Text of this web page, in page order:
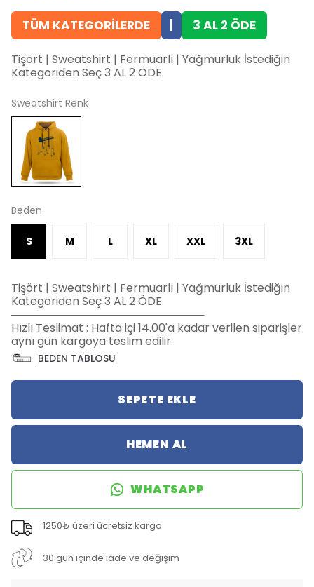
TÜM KATEGORİLERDE 3 AL 2 ÖDE
Tişört | Sweatshirt | Fermuarlı | Yağmurluk İstediğin
Kategoriden Seç 3 AL 2 ÖDE
Sweatshirt Renk
Beden
S M L XL XXL 3XL
Tişört | Sweatshirt | Fermuarlı | Yağmurluk İstediğin
Kategoriden Seç 3 AL 2 ÖDE
─────────────────────────
Hızlı Teslimat : Hafta içi 14.00'a kadar verilen siparişler
aynı gün kargoya teslim edilir.
BEDEN TABLOSU
SEPETE EKLE
HEMEN AL
WHATSAPP
1250₺ üzeri ücretsiz kargo
30 gün içinde iade ve değişim